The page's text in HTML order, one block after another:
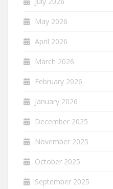
May 2026
April 2026
March 2026
February 2026
January 2026
December 2025
November 2025
October 2025
September 2025